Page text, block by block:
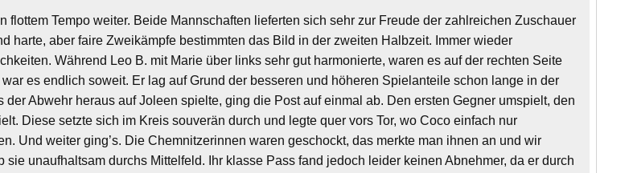
Tempo weiter. Beide Mannschaften lieferten sich sehr zur Freude der zahlreichen Zuschauer
harte, aber faire Zweikämpfe bestimmten das Bild in der zweiten Halbzeit. Immer wieder
Während Leo B. mit Marie über links sehr gut harmonierte, waren es auf der rechten Seite
es endlich soweit. Er lag auf Grund der besseren und höheren Spielanteile schon lange in der
Abwehr heraus auf Joleen spielte, ging die Post auf einmal ab. Den ersten Gegner umspielt, den
Diese setzte sich im Kreis souverän durch und legte quer vors Tor, wo Coco einfach nur
Und weiter ging’s. Die Chemnitzerinnen waren geschockt, das merkte man ihnen an und wir
unaufhaltsam durchs Mittelfeld. Ihr klasse Pass fand jedoch leider keinen Abnehmer, da er durch